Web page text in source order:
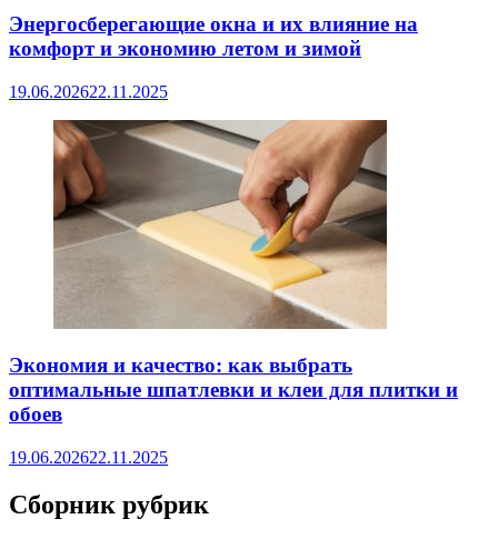
Энергосберегающие окна и их влияние на
комфорт и экономию летом и зимой
19.06.202622.11.2025
Экономия и качество: как выбрать
оптимальные шпатлевки и клеи для плитки и
обоев
19.06.202622.11.2025
Сборник рубрик